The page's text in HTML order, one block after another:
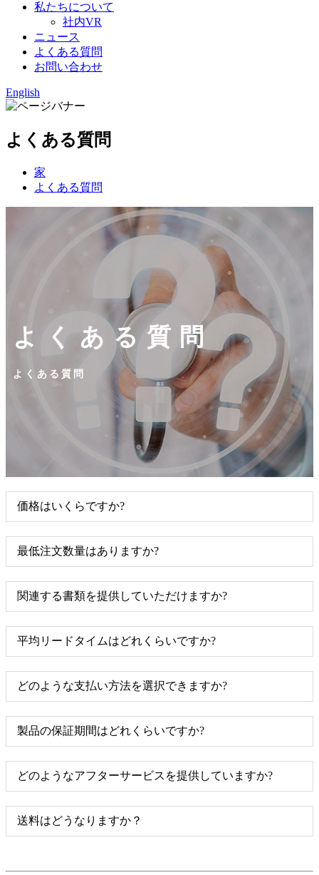
私たちについて
社内VR
ニュース
よくある質問
お問い合わせ
English
よくある質問
家
よくある質問
よくある質問
よくある質問
価格はいくらですか?
最低注文数量はありますか?
関連する書類を提供していただけますか?
平均リードタイムはどれくらいですか?
どのような支払い方法を選択できますか?
製品の保証期間はどれくらいですか?
どのようなアフターサービスを提供していますか?
送料はどうなりますか？